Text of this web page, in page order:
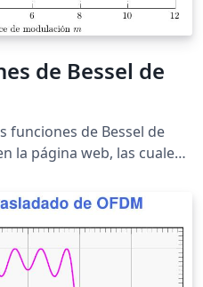
de Bessel de
funciones de Bessel de
la página web, las cuales
campos, para el
telecomunicaciones para
en frecuencia (FM),
de ondas
y guias de onda
del calor en